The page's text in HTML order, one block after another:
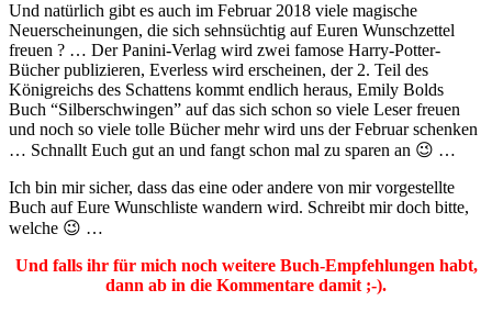
Und natürlich gibt es auch im Februar 2018 viele magische
Neuerscheinungen, die sich sehnsüchtig auf Euren Wunschzettel
freuen ? … Der Panini-Verlag wird zwei famose Harry-Potter-
Bücher publizieren, Everless wird erscheinen, der 2. Teil des
Königreichs des Schattens kommt endlich heraus, Emily Bolds
Buch “Silberschwingen” auf das sich schon so viele Leser freuen
und noch so viele tolle Bücher mehr wird uns der Februar schenken
… Schnallt Euch gut an und fangt schon mal zu sparen an 😉 …
Ich bin mir sicher, dass das eine oder andere von mir vorgestellte
Buch auf Eure Wunschliste wandern wird. Schreibt mir doch bitte,
welche 😉 …
Und falls ihr für mich noch weitere Buch-Empfehlungen habt,
dann ab in die Kommentare damit ;-).